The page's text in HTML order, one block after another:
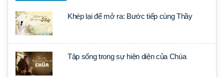
Khép lại để mở ra: Bước tiếp cùng Thầy
Tập sống trong sự hiện diện của Chúa